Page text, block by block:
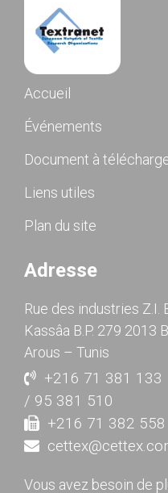
Accueil
Événements
Document à
Liens utiles
Plan du site
Adresse
Rue des industries Z.I.
Kassâa B.P. 279 2013
Arous – Tunis
+216 71 381 133
/ 95 381 510
+216 71 382 558
Vous avez besoin de